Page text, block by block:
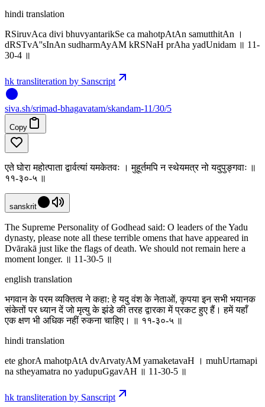
hindi translation
RSiruvAca divi bhuvyantarikSe ca mahotpAtAn samutthitAn ।
dRSTvA''sInAn sudharmAyAM kRSNaH prAha yadUnidam ॥ 11-
30-4 ॥
hk transliteration by Sanscript
siva.sh/srimad-bhagavatam/skandam-11/30/5
Copy
एते घोरा महोत्पाता द्वार्वत्यां यमकेतवः । मुहूर्तमपि न स्थेयमत्र नो यदुपुङ्गवाः ॥
११-३०-५ ॥
sanskrit
The Supreme Personality of Godhead said: O leaders of the Yadu
dynasty, please note all these terrible omens that have appeared in
Dvārakā just like the flags of death. We should not remain here a
moment longer. ॥ 11-30-5 ॥
english translation
भगवान के परम व्यक्तित्व ने कहा: हे यदु वंश के नेताओं, कृपया इन सभी भयानक
संकेतों पर ध्यान दें जो मृत्यु के झंडे की तरह द्वारका में प्रकट हुए हैं। हमें यहाँ
एक क्षण भी अधिक नहीं रुकना चाहिए। ॥ ११-३०-५ ॥
hindi translation
ete ghorA mahotpAtA dvArvatyAM yamaketavaH । muhUrtamapi
na stheyamatra no yadupuGgavAH ॥ 11-30-5 ॥
hk transliteration by Sanscript